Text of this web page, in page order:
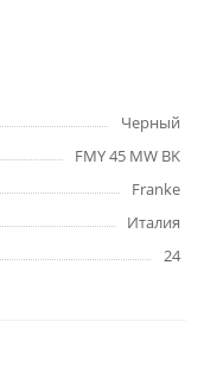
Черный
FMY 45 MW BK
Franke
Италия
24